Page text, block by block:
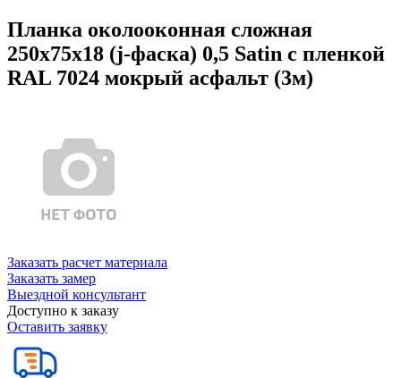
Планка околооконная сложная
250х75х18 (j-фаска) 0,5 Satin с пленкой
RAL 7024 мокрый асфальт (3м)
Заказать расчет материала
Заказать замер
Выездной консультант
Доступно к заказу
Оставить заявку